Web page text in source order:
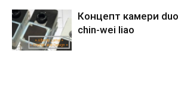
Концепт камери
chin-wei liao